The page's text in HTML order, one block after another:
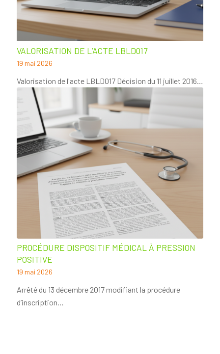
VALORISATION DE L’ACTE LBLD017
19 mai 2026
Valorisation de l'acte LBLD017 Décision du 11 juillet 2016…
PROCÉDURE DISPOSITIF MÉDICAL À PRESSION
POSITIVE
19 mai 2026
Arrêté du 13 décembre 2017 modifiant la procédure
d’inscription…